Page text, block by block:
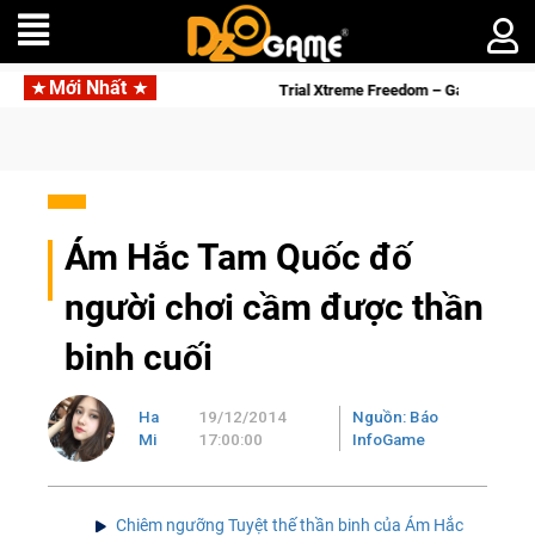
Mới Nhất
tới! Trial Xtreme Freedom – Game đua xe mô tô PvP sở
Ám Hắc Tam Quốc đố
người chơi cầm được thần
binh cuối
Ha
Mi
19/12/2014
17:00:00
Nguồn: Báo
InfoGame
Chiêm ngưỡng Tuyệt thế thần binh của Ám Hắc